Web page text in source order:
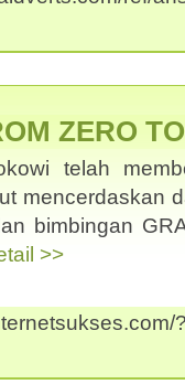
ZERO
telah
mencerdaskan
bimbingan
>>